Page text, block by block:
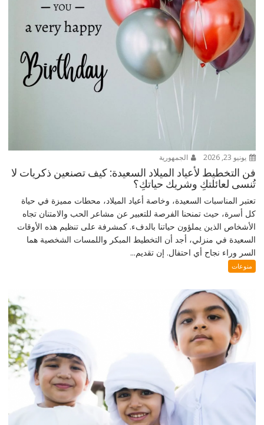
يونيو 23, 2026 الجمهورية
فن التخطيط لأعياد الميلاد السعيدة: كيف تصنعين ذكريات لا
تُنسى لعائلتكِ وشريك حياتكِ؟
تعتبر المناسبات السعيدة، وخاصة أعياد الميلاد، محطات مميزة في حياة
كل أسرة، حيث تمنحنا الفرصة للتعبير عن مشاعر الحب والامتنان تجاه
الأشخاص الذين يملؤون حياتنا بالدفء. كمشرفة على تنظيم هذه الأوقات
السعيدة في منزلي، أجد أن التخطيط المبكر واللمسات الشخصية هما
السر وراء نجاح أي احتفال. إن تقديم...
منوعات